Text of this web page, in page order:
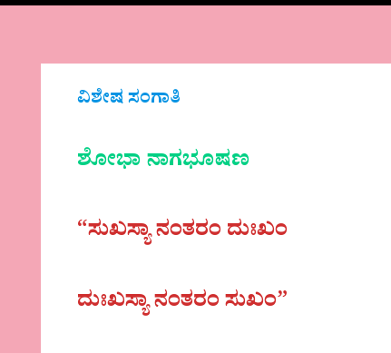
ವಿಶೇಷ ಸಂಗಾತಿ
ಶೋಭಾ ನಾಗಭೂಷಣ
“ಸುಖಸ್ಯಾ ನಂತರಂ ದುಃಖಂ
ದುಃಖಸ್ಯಾ ನಂತರಂ ಸುಖಂ”